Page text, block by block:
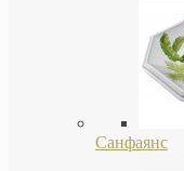
Санфаянс